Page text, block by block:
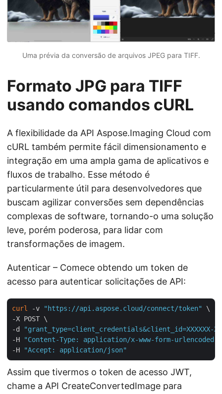
Uma prévia da conversão de arquivos JPEG para TIFF.
Formato JPG para TIFF
usando comandos cURL
A flexibilidade da API Aspose.Imaging Cloud com
cURL também permite fácil dimensionamento e
integração em uma ampla gama de aplicativos e
fluxos de trabalho. Esse método é
particularmente útil para desenvolvedores que
buscam agilizar conversões sem dependências
complexas de software, tornando-o uma solução
leve, porém poderosa, para lidar com
transformações de imagem.
Autenticar – Comece obtendo um token de
acesso para autenticar solicitações de API:
curl -v "https://api.aspose.cloud/connect/token"
\
-X POST \
-d
"grant_type=client_credentials&client_id=XXXXXX-
-H
"Content-Type: application/x-www-form-urlencoded"
-H
"Accept: application/json"
Assim que tivermos o token de acesso JWT,
chame a API CreateConvertedImage para